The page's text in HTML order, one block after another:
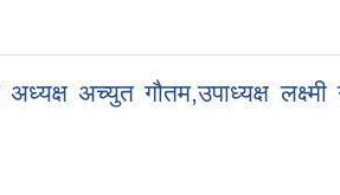
अच्युत गौतम,उपाध्यक्ष